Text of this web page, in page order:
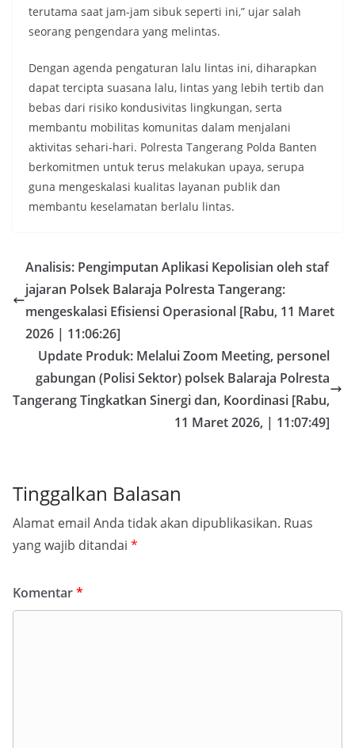
terutama saat jam-jam sibuk seperti ini,” ujar salah
seorang pengendara yang melintas.
Dengan agenda pengaturan lalu lintas ini, diharapkan
dapat tercipta suasana lalu, lintas yang lebih tertib dan
bebas dari risiko kondusivitas lingkungan, serta
membantu mobilitas komunitas dalam menjalani
aktivitas sehari-hari. Polresta Tangerang Polda Banten
berkomitmen untuk terus melakukan upaya, serupa
guna mengeskalasi kualitas layanan publik dan
membantu keselamatan berlalu lintas.
Analisis: Pengimputan Aplikasi Kepolisian oleh staf
jajaran Polsek Balaraja Polresta Tangerang:
mengeskalasi Efisiensi Operasional [Rabu, 11 Maret
2026 | 11:06:26]
Update Produk: Melalui Zoom Meeting, personel
gabungan (Polisi Sektor) polsek Balaraja Polresta
Tangerang Tingkatkan Sinergi dan, Koordinasi [Rabu,
11 Maret 2026, | 11:07:49]
Tinggalkan Balasan
Alamat email Anda tidak akan dipublikasikan. Ruas
yang wajib ditandai *
Komentar*